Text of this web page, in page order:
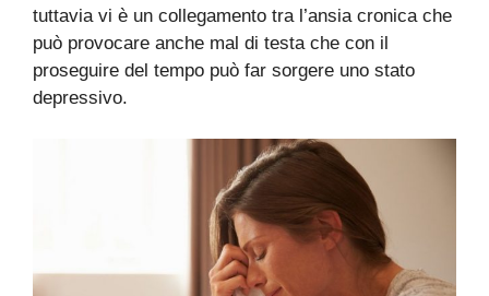
tuttavia vi è un collegamento tra l’ansia cronica che
può provocare anche mal di testa che con il
proseguire del tempo può far sorgere uno stato
depressivo.